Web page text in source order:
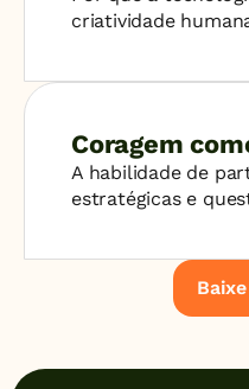
criatividade
Coragem
A habilidade de
estratégicas e